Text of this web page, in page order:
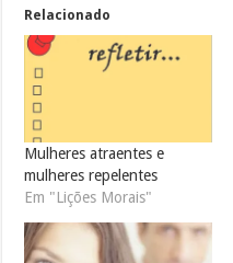
Relacionado
Mulheres atraentes e
mulheres repelentes
Em "Lições Morais"